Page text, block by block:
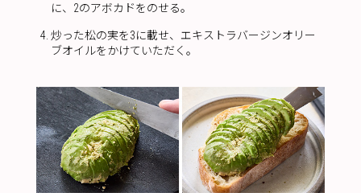
に、2のアボカドをのせる。
炒った松の実を3に載せ、エキストラバージンオリー
ブオイルをかけていただく。